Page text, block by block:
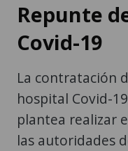
Repunte
Covid-19
La contratación
hospital Covid-
plantea realizar
las autoridades